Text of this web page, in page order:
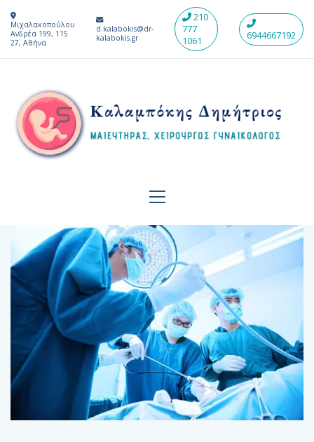
Μιχαλακοπούλου
Ανδρέα 199, 115
27, Αθήνα
d.kalabokis@dr-
kalabokis.gr
210
777
1061
6944667192